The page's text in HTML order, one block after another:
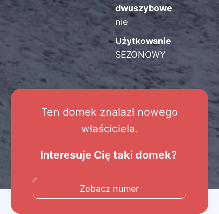
Ten domek znalazł nowego
właściciela.
Interesuje Cię taki domek?
Zobacz numer
dwuszybowe
nie
Użytkowanie
SEZONOWY